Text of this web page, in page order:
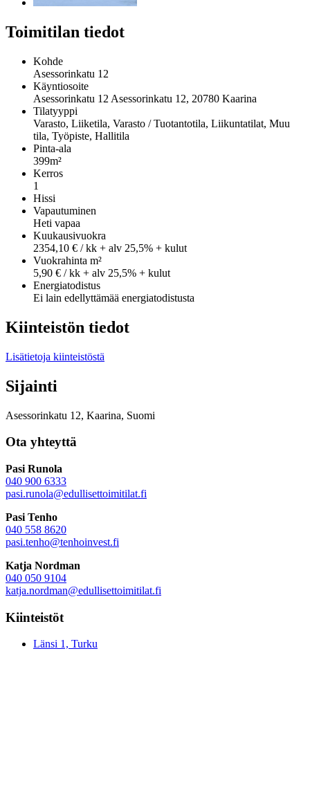
Toimitilan tiedot
Kohde
Asessorinkatu 12
Käyntiosoite
Asessorinkatu 12 Asessorinkatu 12, 20780 Kaarina
Tilatyyppi
Varasto, Liiketila, Varasto / Tuotantotila, Liikuntatilat, Muu
tila, Työpiste, Hallitila
Pinta-ala
399m²
Kerros
1
Hissi
Vapautuminen
Heti vapaa
Kuukausivuokra
2354,10 € / kk + alv 25,5% + kulut
Vuokrahinta m²
5,90 € / kk + alv 25,5% + kulut
Energiatodistus
Ei lain edellyttämää energiatodistusta
Kiinteistön tiedot
Lisätietoja kiinteistöstä
Sijainti
Asessorinkatu 12, Kaarina, Suomi
Ota yhteyttä
Pasi Runola
040 900 6333
pasi.runola@edullisettoimitilat.fi
Pasi Tenho
040 558 8620
pasi.tenho@tenhoinvest.fi
Katja Nordman
040 050 9104
katja.nordman@edullisettoimitilat.fi
Kiinteistöt
Länsi 1, Turku